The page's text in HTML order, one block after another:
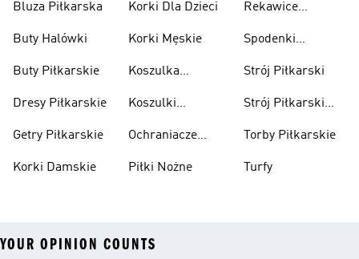
Bluza Piłkarska
Buty Halówki
Buty Piłkarskie
Dresy Piłkarskie
Getry Piłkarskie
Korki Damskie
Korki Dla Dzieci
Korki Męskie
Koszulka
Koszulki
Dzieci
Ochraniacze
Piłki Nożne
Rekawice
Spodenki
Strój Piłkarski
Strój Piłkarski
Torby Piłkarskie
Turfy
YOUR OPINION COUNTS